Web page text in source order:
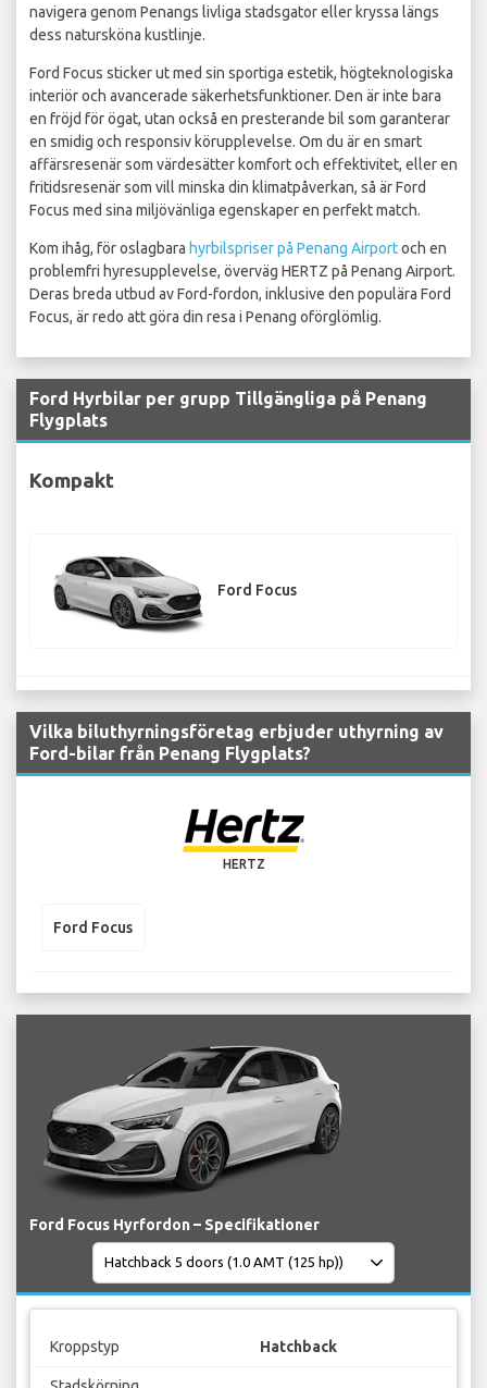
navigera genom Penangs livliga stadsgator eller kryssa längs
dess natursköna kustlinje.
Ford Focus sticker ut med sin sportiga estetik, högteknologiska
interiör och avancerade säkerhetsfunktioner. Den är inte bara
en fröjd för ögat, utan också en presterande bil som garanterar
en smidig och responsiv körupplevelse. Om du är en smart
affärsresenär som värdesätter komfort och effektivitet, eller en
fritidsresenär som vill minska din klimatpåverkan, så är Ford
Focus med sina miljövänliga egenskaper en perfekt match.
Kom ihåg, för oslagbara hyrbilspriser på Penang Airportoch en
problemfri hyresupplevelse, överväg HERTZ på Penang Airport.
Deras breda utbud av Ford-fordon, inklusive den populära Ford
Focus, är redo att göra din resa i Penang oförglömlig.
Ford Hyrbilar per grupp Tillgängliga på Penang
Flygplats
Kompakt
Ford Focus
Vilka biluthyrningsföretag erbjuder uthyrning av
Ford-bilar från Penang Flygplats?
HERTZ
Ford Focus
Ford Focus Hyrfordon – Specifikationer
Kroppstyp Hatchback